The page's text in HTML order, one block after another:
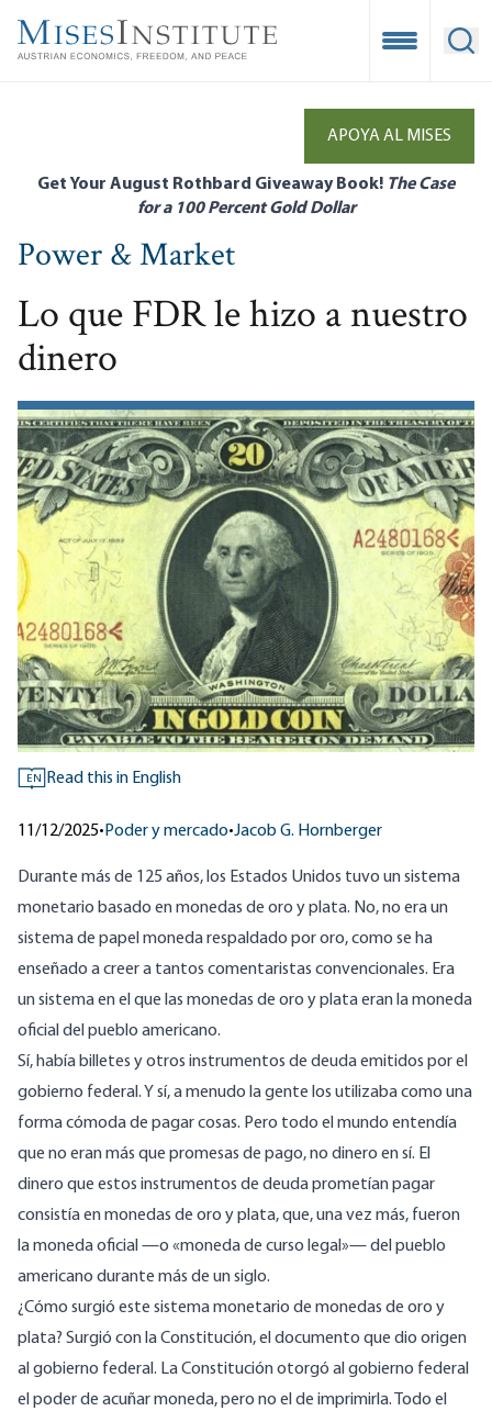
main
Open
APOYA AL MISES
Get Your August Rothbard Giveaway Book! The Case
for a 100 Percent Gold Dollar
Power & Market
Lo que FDR le hizo a nuestro
dinero
EN Read this in English
11/12/2025• Poder y mercado•Jacob G. Hornberger
Durante más de 125 años, los Estados Unidos tuvo un sistema
monetario basado en monedas de oro y plata. No, no era un
sistema de papel moneda respaldado por oro, como se ha
enseñado a creer a tantos comentaristas convencionales. Era
un sistema en el que las monedas de oro y plata eran la moneda
oficial del pueblo americano.
Sí, había billetes y otros instrumentos de deuda emitidos por el
gobierno federal. Y sí, a menudo la gente los utilizaba como una
forma cómoda de pagar cosas. Pero todo el mundo entendía
que no eran más que promesas de pago, no dinero en sí. El
dinero que estos instrumentos de deuda prometían pagar
consistía en monedas de oro y plata, que, una vez más, fueron
la moneda oficial —o «moneda de curso legal»— del pueblo
americano durante más de un siglo.
¿Cómo surgió este sistema monetario de monedas de oro y
plata? Surgió con la Constitución, el documento que dio origen
al gobierno federal. La Constitución otorgó al gobierno federal
el poder de acuñar moneda, pero no el de imprimirla. Todo el